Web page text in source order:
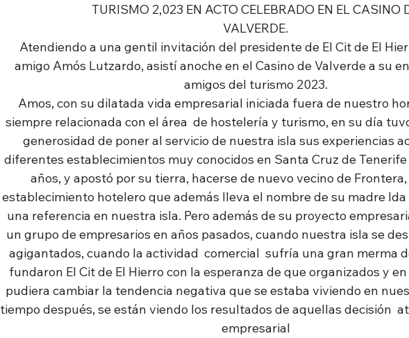
TURISMO 2,023 EN ACTO CELEBRADO EN EL CASINO
VALVERDE.
amigo Amós Lutzardo, asistí anoche en el Casino de Valverde a su
amigos del turismo 2023.
Amos, con su dilatada vida empresarial iniciada fuera de nuestro
siempre relacionada con el área  de hostelería y turismo, en su día
generosidad de poner al servicio de nuestra isla sus experiencias
diferentes establecimientos muy conocidos en Santa Cruz de
años, y apostó por su tierra, hacerse de nuevo vecino de
establecimiento hotelero que además lleva el nombre de su madre Ida
una referencia en nuestra isla. Pero además de su proyecto
un grupo de empresarios en años pasados, cuando nuestra isla se
agigantados, cuando la actividad  comercial  sufría una gran merma
fundaron El Cit de El Hierro con la esperanza de que organizados y
pudiera cambiar la tendencia negativa que se estaba viviendo en
tiempo después, se están viendo los resultados de aquellas decisión
empresarial